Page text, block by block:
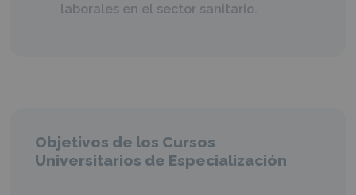
laborales en el sector sanitario.
Objetivos de los Cursos
Universitarios de Especialización